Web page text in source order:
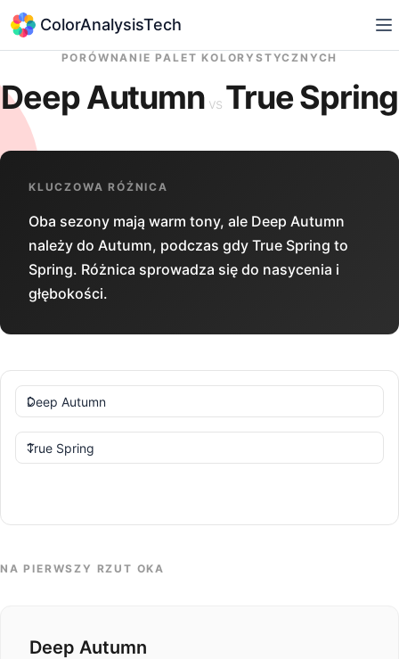
ColorAnalysisTech
PORÓWNANIE PALET KOLORYSTYCZNYCH
Deep Autumn vs True Spring
KLUCZOWA RÓŻNICA
Oba sezony mają warm tony, ale Deep Autumn
należy do Autumn, podczas gdy True Spring to
Spring. Różnica sprowadza się do nasycenia i
głębokości.
NA PIERWSZY RZUT OKA
Deep Autumn